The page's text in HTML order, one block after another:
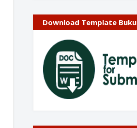
Download Template Buku